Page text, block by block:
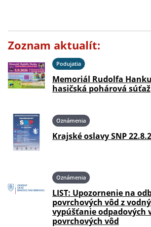
Zoznam aktualít:
Podujatia
Memoriál Rudolfa
hasičská pohárová súťaž
Oznámenia
Krajské oslavy SNP
Oznámenia
LIST: Upozornenie na
povrchových vôd z
vypúšťanie odpadových
povrchových vôd